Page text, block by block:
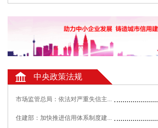
中央政策法规
市场监管总局：依法对严重失信主...
住建部：加快推进信用体系制度建...